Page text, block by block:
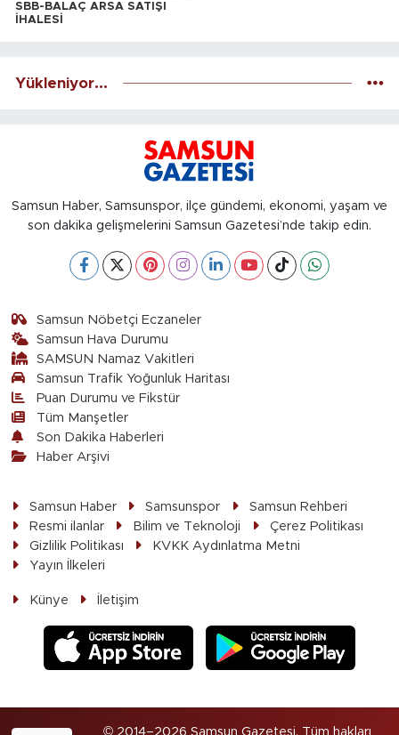
SBB-BALAÇ ARSA SATIŞI
İHALESİ
Yükleniyor...
Samsun Haber, Samsunspor, ilçe gündemi, ekonomi, yaşam ve
son dakika gelişmelerini Samsun Gazetesi’nde takip edin.
Samsun Nöbetçi Eczaneler
Samsun Hava Durumu
SAMSUN Namaz Vakitleri
Samsun Trafik Yoğunluk Haritası
Puan Durumu ve Fikstür
Tüm Manşetler
Son Dakika Haberleri
Haber Arşivi
Samsun Haber Samsunspor
Samsun Rehberi
Resmi ilanlar
Bilim ve Teknoloji
Çerez Politikası
Gizlilik Politikası
KVKK Aydınlatma Metni
Yayın İlkeleri
Künye İletişim
© 2014–2026 Samsun Gazetesi. Tüm hakları